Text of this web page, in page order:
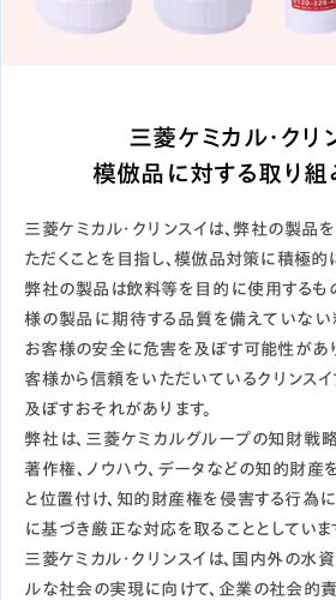
三菱ケミカル・クリ
模倣品に対する取り組
三菱ケミカル・クリンスイは、弊社の製品
ただくことを目指し、模倣品対策に積極的
弊社の製品は飲料等を目的に使用するも
様の製品に期待する品質を備えていない
お客様の安全に危害を及ぼす可能性があり
客様から信頼をいただいているクリンス
及ぼすおそれがあります。
弊社は、三菱ケミカルグループの知財戦略
著作権、ノウハウ、データなどの知的財
と位置付け、知的財産権を侵害する行為
に基づき厳正な対応を取ることとしていま
三菱ケミカル・クリンスイは、国内外の水
ルな社会の実現に向けて、企業の社会的